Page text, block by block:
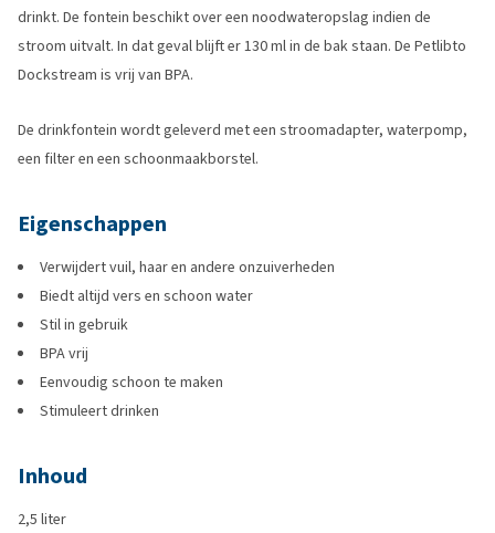
drinkt. De fontein beschikt over een noodwateropslag indien de
stroom uitvalt. In dat geval blijft er 130 ml in de bak staan. De Petlibto
Dockstream is vrij van BPA.
De drinkfontein wordt geleverd met een stroomadapter, waterpomp,
een filter en een schoonmaakborstel.
Eigenschappen
Verwijdert vuil, haar en andere onzuiverheden
Biedt altijd vers en schoon water
Stil in gebruik
BPA vrij
Eenvoudig schoon te maken
Stimuleert drinken
Inhoud
2,5 liter